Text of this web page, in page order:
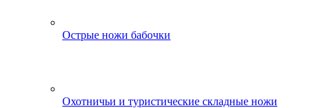
Острые ножи бабочки
Охотничьи и туристические складные ножи